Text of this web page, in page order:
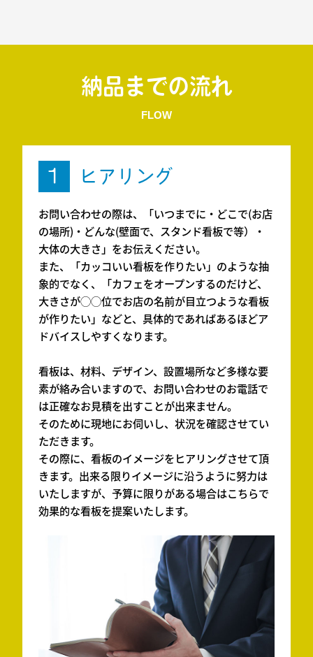
納品までの流れ
FLOW
1 ヒアリング
お問い合わせの際は、「いつまでに・どこで(お店
の場所)・どんな(壁面で、スタンド看板で等）・
大体の大きさ」をお伝えください。
また、「カッコいい看板を作りたい」のような抽
象的でなく、「カフェをオープンするのだけど、
大きさが◯◯位でお店の名前が目立つような看板
が作りたい」などと、具体的であればあるほどア
ドバイスしやすくなります。
看板は、材料、デザイン、設置場所など多様な要
素が絡み合いますので、お問い合わせのお電話で
は正確なお見積を出すことが出来ません。
そのために現地にお伺いし、状況を確認させてい
ただきます。
その際に、看板のイメージをヒアリングさせて頂
きます。出来る限りイメージに沿うように努力は
いたしますが、予算に限りがある場合はこちらで
効果的な看板を提案いたします。